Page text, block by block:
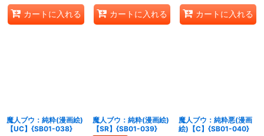
カートに入れる カートに入れる カートに入れる
魔人ブウ：純粋(漫画絵)
【UC】{SB01-038}
魔人ブウ：純粋(漫画絵)
【SR】{SB01-039}
魔人ブウ：純粋悪(漫画
絵)【C】{SB01-040}